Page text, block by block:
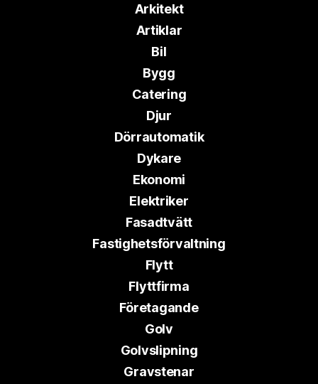
Arkitekt
Artiklar
Bil
Bygg
Catering
Djur
Dörrautomatik
Dykare
Ekonomi
Elektriker
Fasadtvätt
Fastighetsförvaltning
Flytt
Flyttfirma
Företagande
Golv
Golvslipning
Gravstenar